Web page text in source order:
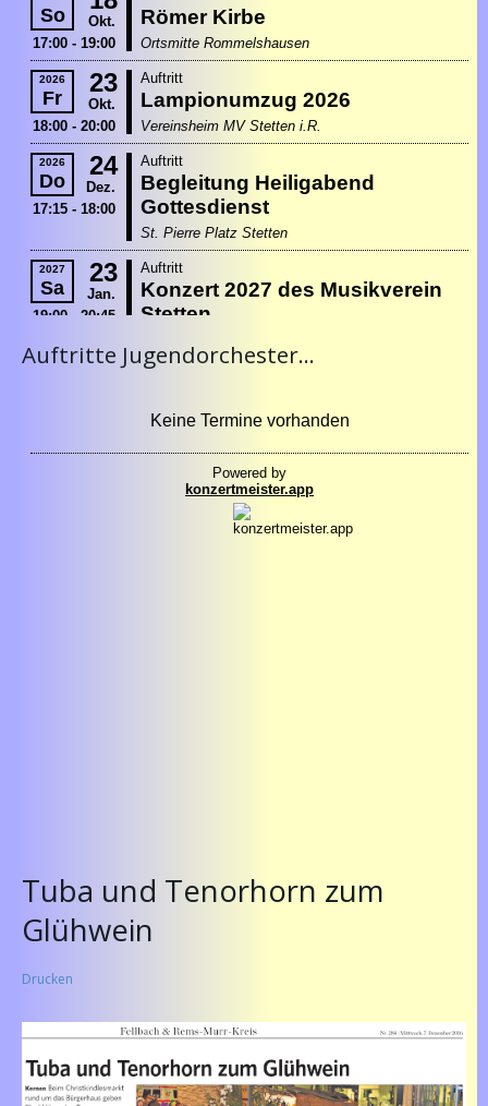
Auftritte Jugendorchester...
Tuba und Tenorhorn zum
Glühwein
Drucken